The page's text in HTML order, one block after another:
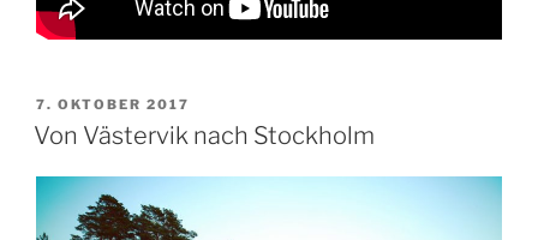
VERÖFFENTLICHT
AM
7. OKTOBER 2017
Von Västervik nach Stockholm